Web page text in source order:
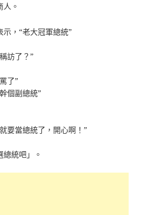
。
，“老大冠軍總統”
訪了？”
了”
個副總統”
要當總統了，開心啊！”
總統吧」。